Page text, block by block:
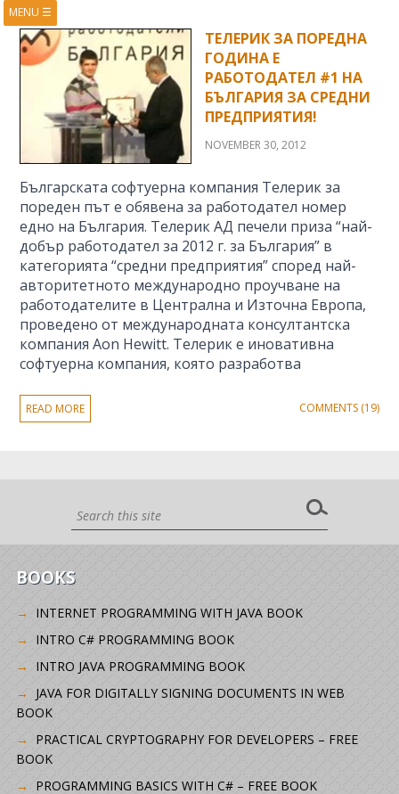
MENU ☰
HOME
ABOUT
BOOKS
COURSES
VIDEOS
PRESENTATIONS
RESEARCH
PUBLICATIONS
CONTACTS
RSS FEED
ТЕЛЕРИК ЗА ПОРЕДНА
ГОДИНА Е
РАБОТОДАТЕЛ #1 НА
БЪЛГАРИЯ ЗА СРЕДНИ
ПРЕДПРИЯТИЯ!
NOVEMBER 30, 2012
Българската софтуерна компания Телерик за
пореден път е обявена за работодател номер
едно на България. Телерик АД печели приза “най-
добър работодател за 2012 г. за България” в
категорията “средни предприятия” според най-
авторитетното международно проучване на
работодателите в Централна и Източна Европа,
проведено от международната консултантска
компания Aon Hewitt. Телерик е иновативна
софтуерна компания, която разработва
READ MORE COMMENTS (19)
BOOKS
INTERNET PROGRAMMING WITH JAVA BOOK
INTRO C# PROGRAMMING BOOK
INTRO JAVA PROGRAMMING BOOK
JAVA FOR DIGITALLY SIGNING DOCUMENTS IN WEB
BOOK
PRACTICAL CRYPTOGRAPHY FOR DEVELOPERS – FREE
BOOK
PROGRAMMING BASICS WITH C# – FREE BOOK